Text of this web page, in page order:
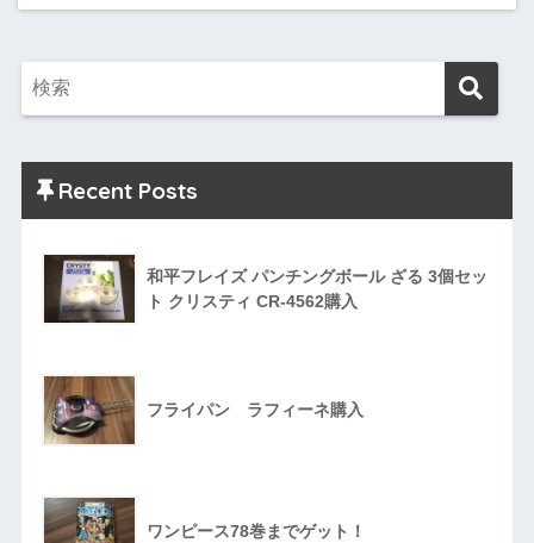
Recent Posts
和平フレイズ パンチングボール ざる 3個セッ
ト クリスティ CR-4562購入
フライパン ラフィーネ購入
ワンピース78巻までゲット！